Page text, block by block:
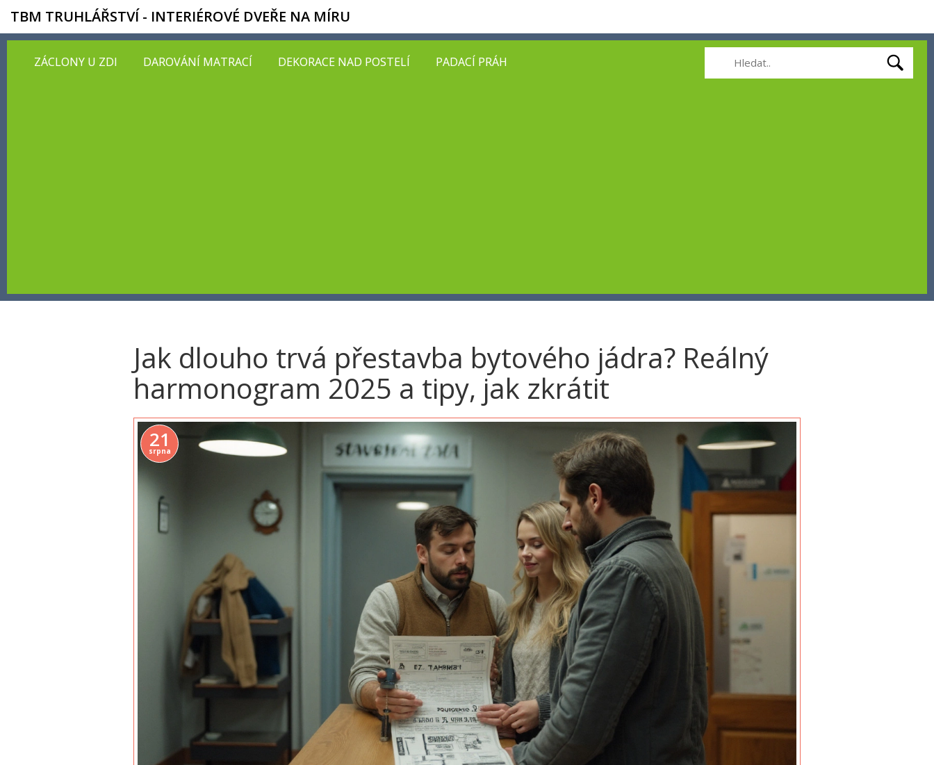
TBM TRUHLÁŘSTVÍ - INTERIÉROVÉ DVEŘE NA MÍRU
ZÁCLONY U ZDI DAROVÁNÍ MATRACÍ DEKORACE NAD POSTELÍ PADACÍ PRÁH
Jak dlouho trvá přestavba bytového jádra? Reálný
harmonogram 2025 a tipy, jak zkrátit
21
srpna